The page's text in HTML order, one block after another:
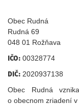
Obec Rudná
Rudná 69
048 01 Rožňava
IČO: 00328774
DIČ: 2020937138
Obec Rudná
o obecnom zriadení